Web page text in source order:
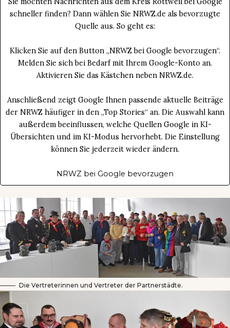
schneller finden? Dann wählen Sie NRWZ.de als bevorzugte
Quelle aus. So geht es:
Klicken Sie auf den Button „NRWZ bei Google bevorzugen“.
Melden Sie sich bei Bedarf mit Ihrem Google-Konto an.
Aktivieren Sie das Kästchen neben NRWZ.de.
Anschließend zeigt Google Ihnen passende aktuelle Beiträge
der NRWZ häufiger in den „Top Stories“ an. Die Auswahl kann
außerdem beeinflussen, welche Quellen Google in KI-
Übersichten und im KI-Modus hervorhebt. Die Einstellung
können Sie jederzeit wieder ändern.
NRWZ bei Google bevorzugen
Die Vertreterinnen und Vertreter der Partnerstädte.